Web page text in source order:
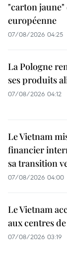
"carton
européenne
07/08/2026 04:25
La Pologne
ses produits
07/08/2026 04:12
Le Vietnam
financier
sa transition
07/08/2026 04:00
Le Vietnam
aux centres
07/08/2026 03:19